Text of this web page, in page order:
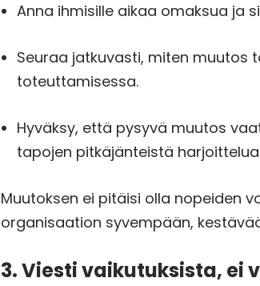
Anna ihmisille aikaa omaksua ja
Seuraa jatkuvasti, miten muutos
toteuttamisessa.
Hyväksy, että pysyvä muutos
tapojen pitkäjänteistä
Muutoksen ei pitäisi olla nopeiden
organisaation syvempään,
3. Viesti vaikutuksista, ei